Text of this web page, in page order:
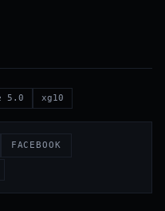
5.0 xg10
FACEBOOK